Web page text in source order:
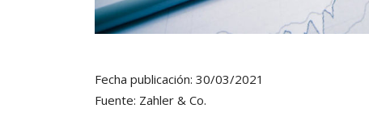
Fecha publicación: 30/03/2021
Fuente: Zahler & Co.